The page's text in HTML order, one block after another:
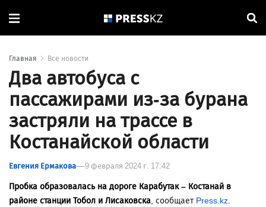
Главная Все новости
Два автобуса с
пассажирами из-за бурана
застряли на трассе в
Костанайской области
Евгения Ермакова 9 февраля 2024 г. 17:42
Пробка образовалась на дороге Карабутак – Костанай в
районе станции Тобол и Лисаковска, сообщает Press.kz.